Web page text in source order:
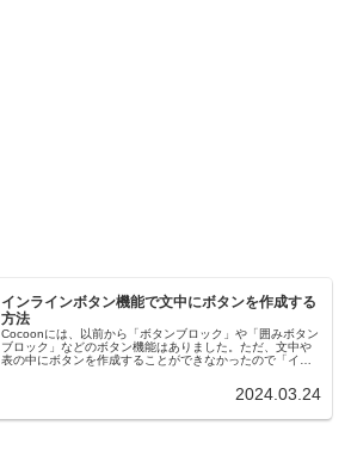
インラインボタン機能で文中にボタンを作成する
方法
Cocoonには、以前から「ボタンブロック」や「囲みボタン
ブロック」などのボタン機能はありました。ただ、文中や
表の中にボタンを作成することができなかったので「イン
2024.03.24